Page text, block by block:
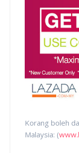
Korang boleh
Malaysia: (